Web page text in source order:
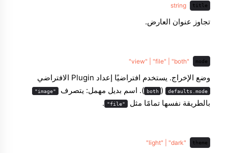
title
string
تجاوز عنوان العارض.
mode
"view" | "file" | "both"
وضع الإخراج. يستخدم افتراضيًا إعداد Plugin الافتراضي
defaults.mode
‏(
both ). اسم بديل مهمل: يتصرف "image"
بالطريقة نفسها تمامًا مثل "file"
.
theme
"light" | "dark"